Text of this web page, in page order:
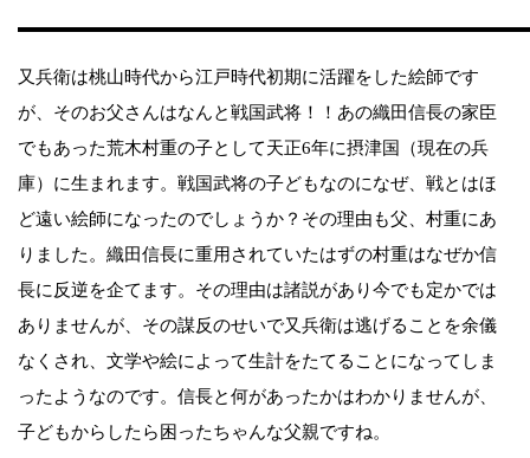
又兵衛は桃山時代から江戸時代初期に活躍をした絵師です
が、そのお父さんはなんと戦国武将！！あの織田信長の家臣
でもあった荒木村重の子として天正6年に摂津国（現在の兵
庫）に生まれます。戦国武将の子どもなのになぜ、戦とはほ
ど遠い絵師になったのでしょうか？その理由も父、村重にあ
りました。織田信長に重用されていたはずの村重はなぜか信
長に反逆を企てます。その理由は諸説があり今でも定かでは
ありませんが、その謀反のせいで又兵衛は逃げることを余儀
なくされ、文学や絵によって生計をたてることになってしま
ったようなのです。信長と何があったかはわかりませんが、
子どもからしたら困ったちゃんな父親ですね。